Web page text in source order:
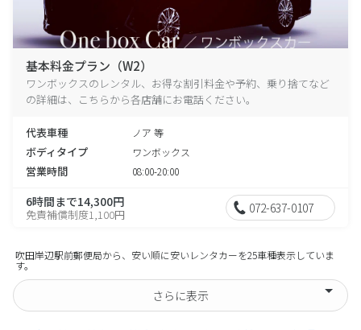
基本料金プラン（W2）
ワンボックスのレンタル、お得な割引料金や予約、乗り捨てなど
の詳細は、こちらから各店舗にお電話ください。
代表車種 ノア 等
ボディタイプ ワンボックス
営業時間 08:00-20:00
6時間まで14,300円
免責補償制度1,100円 072-637-0107
吹田岸辺駅前郵便局から、安い順に安いレンタカーを25車種表示していま
す。
さらに表示